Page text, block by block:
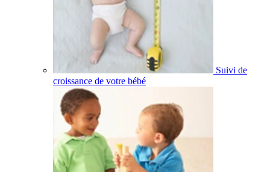
Suivi de
croissance de votre bébé